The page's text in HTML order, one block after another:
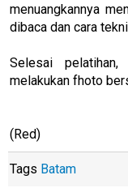
menuangkannya
dibaca dan cara
Selesai
melakukan fhoto
(Red)
Tags Batam